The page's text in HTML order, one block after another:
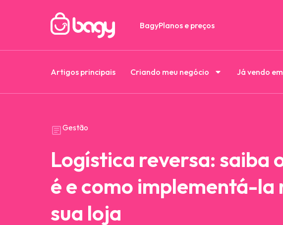
BagyPlanos e preços
Artigos principais Criando meu negócio Já vendo
Gestão
Logística reversa: saiba
é e como implementá-la
sua loja